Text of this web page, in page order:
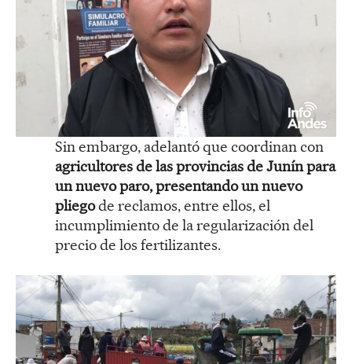
Sin embargo, adelantó que coordinan con
agricultores de las provincias de Junín para
un nuevo paro, presentando un nuevo
pliegode reclamos, entre ellos, el
incumplimiento de la regularización del
precio de los fertilizantes.